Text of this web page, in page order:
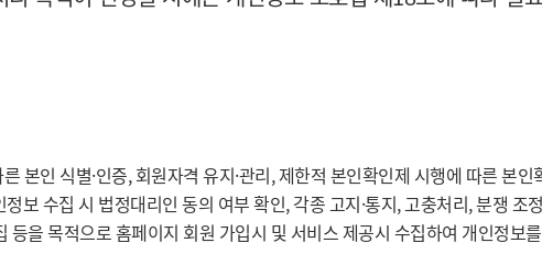
본인 식별·인증, 회원자격 유지·관리, 제한적 본인확인제 시행에 따른 본인
보 수집 시 법정대리인 동의 여부 확인, 각종 고지·통지, 고충처리, 분쟁 조
등을 목적으로 홈페이지 회원 가입시 및 서비스 제공시 수집하여 개인정보를